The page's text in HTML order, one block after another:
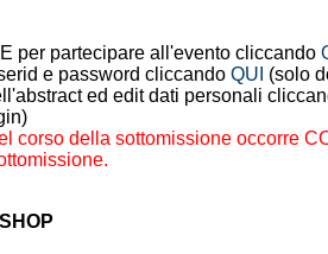
per partecipare all'evento cliccando
e password cliccando QUI (solo
ed edit dati personali
corso della sottomissione occorre